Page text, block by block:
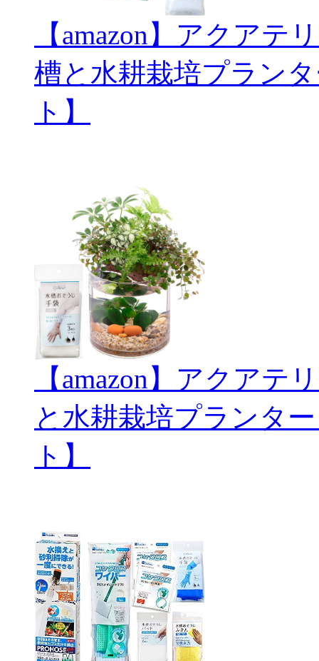
【amazon】アクアテ
槽と水耕栽培プラン
ト】
【amazon】アクアテ
と水耕栽培プランタ
ト】